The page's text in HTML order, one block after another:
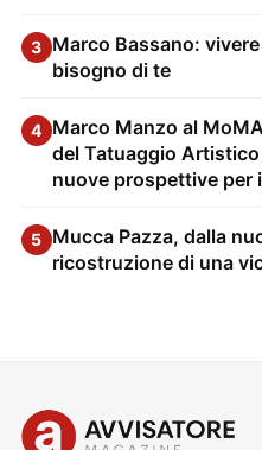
3 Marco Bassano:
bisogno di te
4 Marco Manzo al
del Tatuaggio
nuove prospettive per
5 Mucca Pazza, dalla
ricostruzione di una